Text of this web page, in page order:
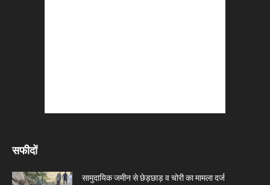
सफीदों
सामुदायिक जमीन से छेड़छाड़ व चोरी का मामला दर्ज